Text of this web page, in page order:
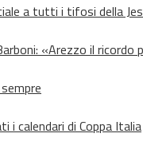
a tutti i tifosi della
«Arezzo il ricordo
i calendari di Coppa Italia